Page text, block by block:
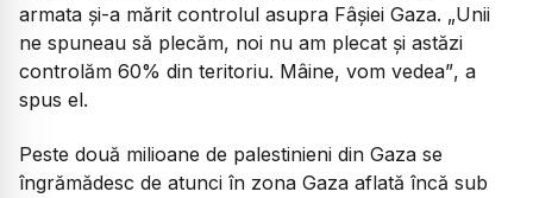
armata și-a mărit controlul asupra Fâșiei Gaza. „Unii
ne spuneau să plecăm, noi nu am plecat și astăzi
controlăm 60% din teritoriu. Mâine, vom vedea”, a
spus el.
Peste două milioane de palestinieni din Gaza se
îngrămădesc de atunci în zona Gaza aflată încă sub